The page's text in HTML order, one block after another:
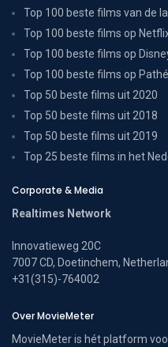
Top 100 beste films van de
Top 100 beste films op
Top 100 beste films op
Top 100 beste films op
Top 50 beste films uit 2020
Top 50 beste films uit 2018
Top 50 beste films uit 2019
Top 25 beste films in het
Corporate & Media
Realtimes Network
Innovatieweg 20C
7007 CD, Doetinchem,
+31(315)-764002
Over MovieMeter
MovieMeter is hét platform